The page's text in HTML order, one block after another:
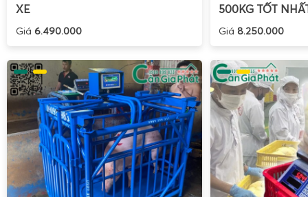
XE
Giá 6.490.000
500KG TỐT
Giá 8.250.000